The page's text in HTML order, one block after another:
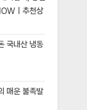
ㅣ추천상
국내산 냉동
매운 불족발